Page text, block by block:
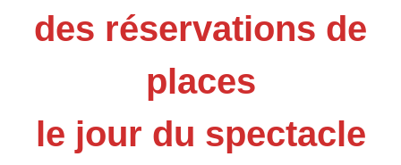
des réservations de
places
le jour du spectacle